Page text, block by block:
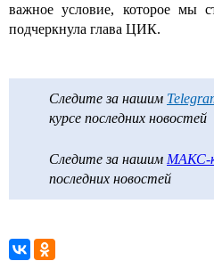
важное условие, которое мы
подчеркнула глава ЦИК.
Следите за нашим
курсе последних новостей
Следите за нашим МАКС-
последних новостей